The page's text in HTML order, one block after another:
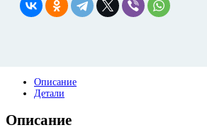
Описание
Детали
Описание